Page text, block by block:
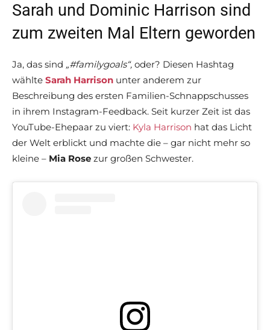
Sarah und Dominic Harrison sind
zum zweiten Mal Eltern geworden
Ja, das sind „#familygoals“, oder? Diesen Hashtag
wählte Sarah Harrison unter anderem zur
Beschreibung des ersten Familien-Schnappschusses
in ihrem Instagram-Feedback. Seit kurzer Zeit ist das
YouTube-Ehepaar zu viert: Kyla Harrison hat das Licht
der Welt erblickt und machte die – gar nicht mehr so
kleine – Mia Rose zur großen Schwester.